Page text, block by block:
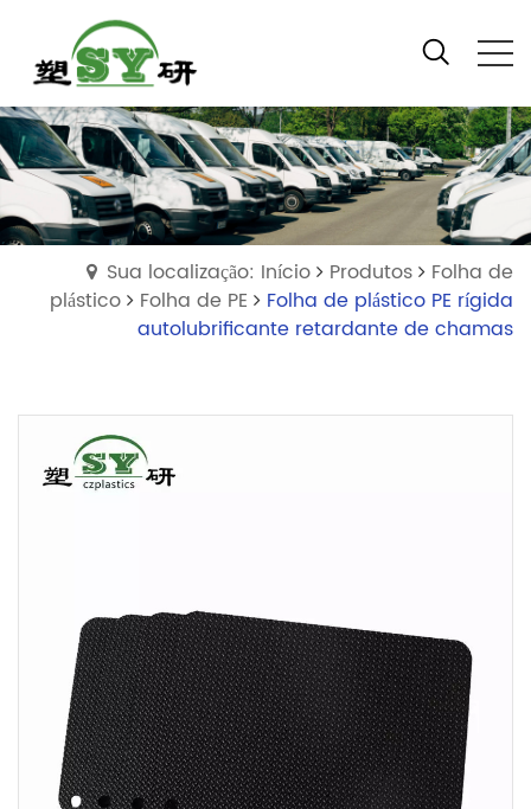
Sua localização: Início Produtos
Folha de
plástico
Folha de PE
Folha de plástico PE rígida
autolubrificante retardante de chamas